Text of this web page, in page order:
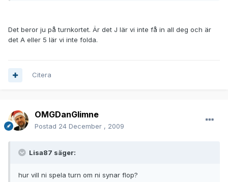
Det beror ju på turnkortet. Är det J lär vi inte få in all deg och är
det A eller 5 lär vi inte folda.
Citera
OMGDanGlimne
Postad 24 December , 2009
Lisa87 säger:
hur vill ni spela turn om ni synar flop?